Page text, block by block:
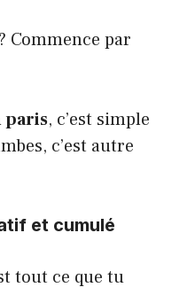
Commence par
paris, c’est simple
c’est autre
et cumulé
tout ce que tu